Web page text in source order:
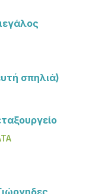
σπηλιά)